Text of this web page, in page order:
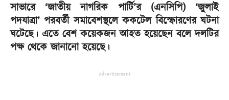
সাভারে ‘জাতীয় নাগরিক পার্টি’র (এনসিপি) ‘জুলাই
পদযাত্রা’ পরবর্তী সমাবেশস্থলে ককটেল বিস্ফোরণের ঘটনা
ঘটেছে। এতে বেশ কয়েকজন আহত হয়েছেন বলে দলটির
পক্ষ থেকে জানানো হয়েছে।
Advertisement